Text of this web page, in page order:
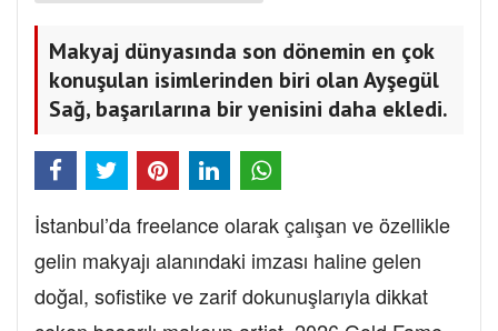
Makyaj dünyasında son dönemin en çok
konuşulan isimlerinden biri olan Ayşegül
Sağ, başarılarına bir yenisini daha ekledi.
İstanbul’da freelance olarak çalışan ve özellikle
gelin makyajı alanındaki imzası haline gelen
doğal, sofistike ve zarif dokunuşlarıyla dikkat